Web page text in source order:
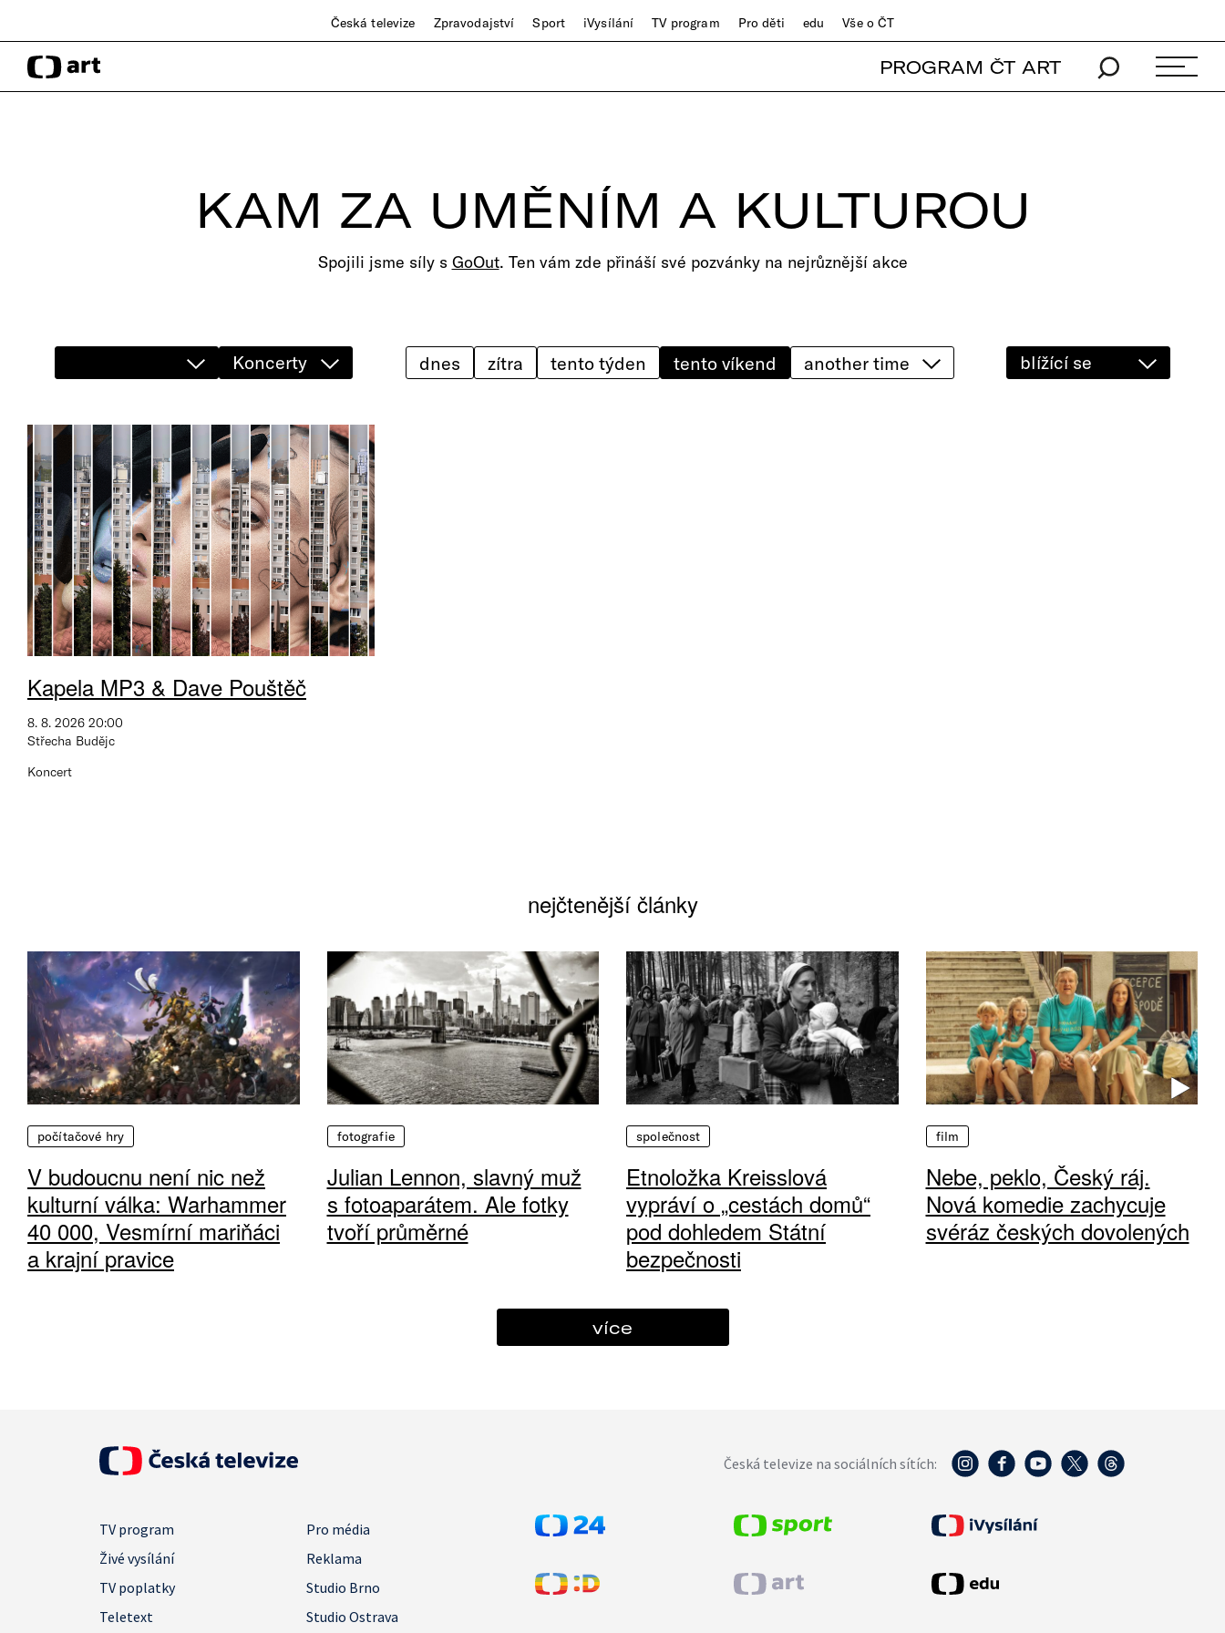
Česká televize Zpravodajství Sport iVysílání TV program Pro děti edu Vše o ČT
PROGRAM ČT ART
KAM ZA UMĚNÍM A KULTUROU
Spojili jsme síly s GoOut. Ten vám zde přináší své pozvánky na nejrůznější akce
Koncerty dnes zítra tento týden tento víkend blížící se
Kapela MP3 & Dave Pouštěč
8. 8. 2026 20:00
Střecha Budějc
Koncert
nejčtenější články
počítačové hry
V budoucnu není nic než
kulturní válka: Warhammer
40 000, Vesmírní mariňáci
a krajní pravice
fotografie
Julian Lennon, slavný muž
s fotoaparátem. Ale fotky
tvoří průměrné
společnost
Etnoložka Kreisslová
vypráví o „cestách domů“
pod dohledem Státní
bezpečnosti
film
Nebe, peklo, Český ráj.
Nová komedie zachycuje
svéráz českých dovolených
více
Česká televize na sociálních sítích:
TV program
Pro média
Živé vysílání
Reklama
TV poplatky
Studio Brno
Teletext
Studio Ostrava